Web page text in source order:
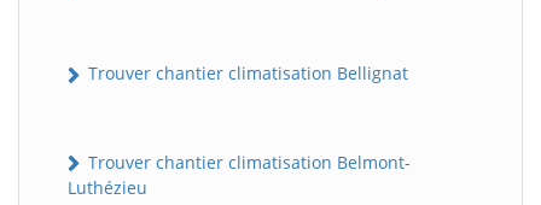
Trouver chantier climatisation Bellignat
Trouver chantier climatisation Belmont-
Luthézieu